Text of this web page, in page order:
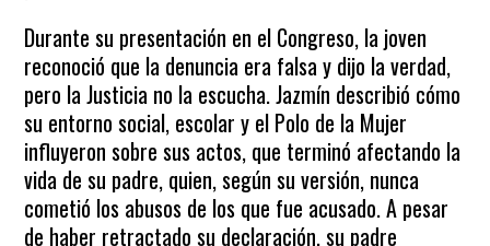
Durante su presentación en el Congreso, la joven
reconoció que la denuncia era falsa y dijo la verdad,
pero la Justicia no la escucha. Jazmín describió cómo
su entorno social, escolar y el Polo de la Mujer
influyeron sobre sus actos, que terminó afectando la
vida de su padre, quien, según su versión, nunca
cometió los abusos de los que fue acusado. A pesar
de haber retractado su declaración, su padre